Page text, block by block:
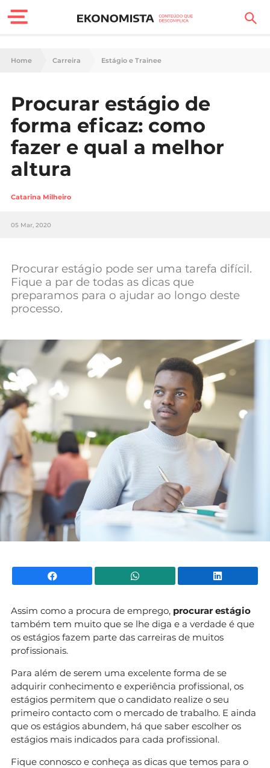
Finanças Pessoais
Carreira
Casa
Lifestyle
Sociedade
Tecnologia
Negócios
Mundial 2026
Home Carreira Estágio e Trainee
Procurar estágio de
forma eficaz: como
fazer e qual a melhor
altura
Catarina Milheiro
05 Mar, 2020
Procurar estágio pode ser uma tarefa difícil.
Fique a par de todas as dicas que
preparamos para o ajudar ao longo deste
processo.
Facebook WhatsApp
Assim como a procura de emprego, procurar estágio
também tem muito que se lhe diga e a verdade é que
os estágios fazem parte das carreiras de muitos
profissionais.
Para além de serem uma excelente forma de se
adquirir conhecimento e experiência profissional, os
estágios permitem que o candidato realize o seu
primeiro contacto com o mercado de trabalho. E ainda
que os estágios abundem, há que saber escolher os
estágios mais indicados para cada profissional.
Fique connosco e conheça as dicas que temos para o